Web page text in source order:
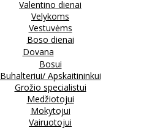
Valentino dienai
Velykoms
Vestuvėms
Boso dienai
Dovana
Bosui
Buhalteriui/ Apskaitininkui
Grožio specialistui
Medžiotojui
Mokytojui
Vairuotojui